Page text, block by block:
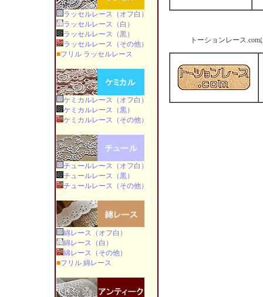
ラッセルレース（オフ白）
ラッセルレース（白）
ラッセルレース（黒）
ラッセルレース（その他）
■フリル ラッセルレース
ケミカルレース（オフ白）
ケミカルレース（黒）
ケミカルレース（その他）
チュールレース（オフ白）
チュールレース（黒）
チュールレース（その他）
綿レース（オフ白）
綿レース（白）
綿レース（その他）
■フリル 綿レース
トーションレース